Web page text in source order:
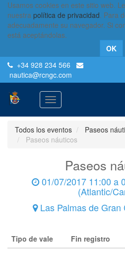
Usamos cookies en este sitio web.
nuestra política de privacidad. Para
adecuadamente su navegador. Si
está aceptándolas.
OK
+34 928 234 566
nautica@rcngc.com
Activar
navegación
Todos los eventos
Paseos
Paseos náuticos
Paseos
01/07/2017 11:00 a
(Atlantic/
Las Palmas de Gran
Tipo de vale Fin registro